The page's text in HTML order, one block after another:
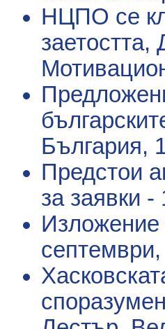
НЦПО се
България,
Предстои
за заявки -
Изложение